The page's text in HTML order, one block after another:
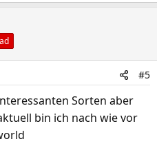
#5
Sorten aber
bin ich nach wie vor